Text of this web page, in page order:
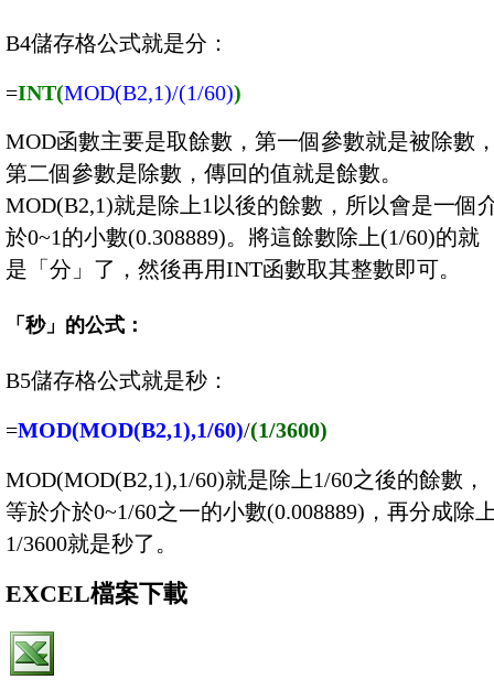
B4儲存格公式就是分：
=INT(MOD(B2,1)/(1/60))
MOD函數主要是取餘數，第一個參數就是被除數
第二個參數是除數，傳回的值就是餘數。
MOD(B2,1)就是除上1以後的餘數，所以會是一個
於0~1的小數(0.308889)。將這餘數除上(1/60)的就
是「分」了，然後再用INT函數取其整數即可。
「秒」的公式：
B5儲存格公式就是秒：
=MOD(MOD(B2,1),1/60)/(1/3600)
MOD(MOD(B2,1),1/60)就是除上1/60之後的餘數，
等於介於0~1/60之一的小數(0.008889)，再分成除
1/3600就是秒了。
EXCEL檔案下載